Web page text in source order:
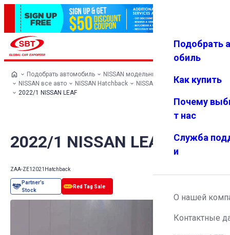
Избранн
Меню
Подобрать
обиль
Как купить
Почему
т нас
Служба
и
О нашей
Контактные
Подобрать автомобиль
NISSAN модельный ряд
NISSAN все авто
NISSAN Hatchback
NISSAN LEAF
2022/1 NISSAN LEAF
2022/1 NISSAN LEAF
ZAA-ZE1 2021 Hatchback